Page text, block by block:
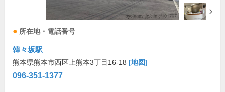
所在地・電話番号
韓々坂駅
熊本県熊本市西区上熊本3丁目16-18 [地図]
096-351-1377